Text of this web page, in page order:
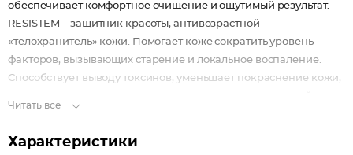
обеспечивает комфортное очищение и ощутимый результат.
RESISTEM – защитник красоты, антивозрастной
«телохранитель» кожи. Помогает коже сократить уровень
факторов, вызывающих старение и локальное воспаление.
Способствует выводу токсинов, уменьшает покраснение кожи,
обеспечивает эффективную защиту от пыли и загрязнений
Читать все
Характеристики